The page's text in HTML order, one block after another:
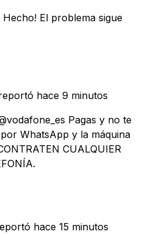
El problema sigue
hace 9 minutos
Pagas y no te
WhatsApp y la máquina
CUALQUIER
hace 15 minutos